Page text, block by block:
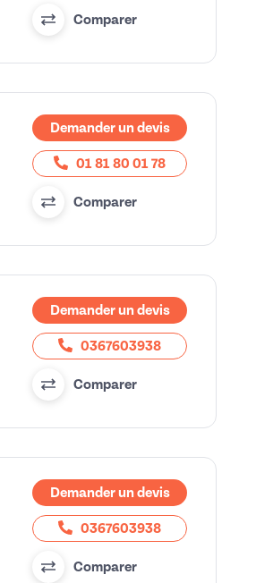
Comparer
Demander un devis
01 81 80 01 78
Comparer
Demander un devis
0367603938
Comparer
Demander un devis
0367603938
Comparer